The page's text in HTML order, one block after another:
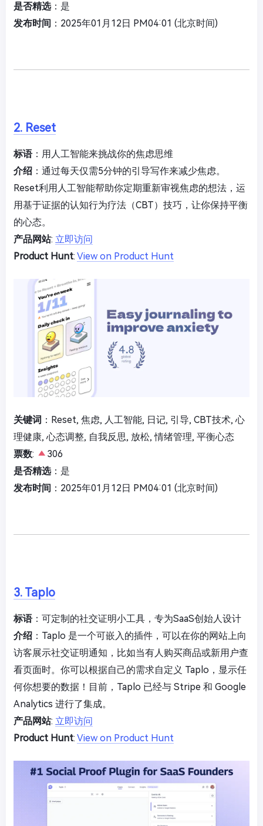
是否精选：是
发布时间 ：2025年01月12日 PM04:01 (北京时间)
2. Reset
标语：用人工智能来挑战你的焦虑思维
介绍 ：通过每天仅需5分钟的引导写作来减少焦虑。
Reset利用人工智能帮助你定期重新审视焦虑的想法，运
用基于证据的认知行为疗法（CBT）技巧，让你保持平衡
的心态。
产品网站: 立即访问
Product Hunt: View on Product Hunt
关键词 ：Reset, 焦虑, 人工智能, 日记, 引导, CBT技术, 心
理健康, 心态调整, 自我反思, 放松, 情绪管理, 平衡心态
票数:
306
是否精选：是
发布时间 ：2025年01月12日 PM04:01 (北京时间)
3. Taplo
标语：可定制的社交证明小工具，专为SaaS创始人设计
介绍 ：Taplo 是一个可嵌入的插件，可以在你的网站上向
访客展示社交证明通知，比如当有人购买商品或新用户查
看页面时。你可以根据自己的需求自定义 Taplo，显示任
何你想要的数据！目前，Taplo 已经与 Stripe 和 Google
Analytics 进行了集成。
产品网站: 立即访问
Product Hunt: View on Product Hunt